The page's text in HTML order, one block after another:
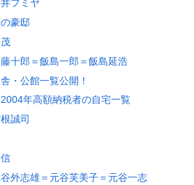
フミヤ
豪邸
藤十郎＝飯島一郎＝飯島延浩
・公館一覧公開！
2004年高額納税者の自宅一覧
誠司
谷外志雄＝元谷芙美子＝元谷一志